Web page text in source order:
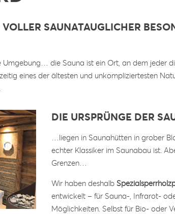
SAUNATAUGLICHER
Umgebung… die Sauna ist ein Ort, an dem jeder
eines der ältesten und unkompliziertesten
DIE URSPRÜNGE DER
…liegen in Saunahütten in grober
echter Klassiker im Saunabau ist.
Grenzen…
Wir haben deshalb
entwickelt – für Sauna-, Infrarot-
Möglichkeiten. Selbst für Bio- oder